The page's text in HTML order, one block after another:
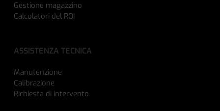
Gestione magazzino
Calcolatori del ROI
ASSISTENZA TECNICA
Manutenzione
Calibrazione
Richiesta di intervento